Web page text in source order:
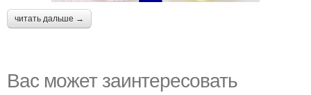
читать дальше →
Вас может заинтересовать